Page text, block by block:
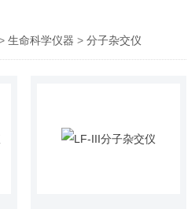
生命科学仪器 > 分子杂交仪